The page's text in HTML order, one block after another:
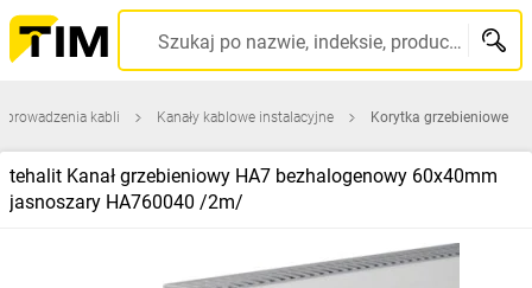
Szukaj po nazwie, indeksie, producencie, kodzie kreskowym...
prowadzenia kabli Kanały kablowe instalacyjne Korytka grzebieniowe
tehalit Kanał grzebieniowy HA7 bezhalogenowy 60x40mm
jasnoszary HA760040 /2m/